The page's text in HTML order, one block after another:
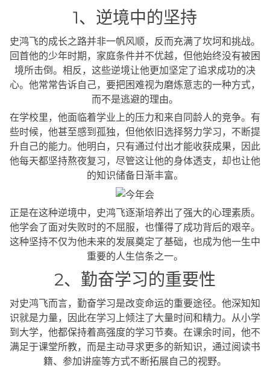
1、逆境中的坚持
史鸿飞的成长之路并非一帆风顺，反而充满了坎坷和挑战。
回首他的少年时期，家庭条件并不优越，但他始终没有被困
境所击倒。相反，这些逆境让他更加坚定了追求成功的决
心。他常常告诉自己，要把困难视为磨炼意志的一种方式，
而不是逃避的理由。
在学校里，他面临着学业上的压力和来自同龄人的竞争。有
些时候，他甚至感到孤独，但他依旧选择努力学习，不断提
升自己的能力。他明白，只有通过付出才能收获成果，因此
他每天都坚持熬夜复习，尽管这让他的身体透支，却也让他
的知识储备日渐丰富。
正是在这种逆境中，史鸿飞逐渐培养出了强大的心理素质。
他学会了面对失败时的不屈服，也懂得了成功背后的艰辛。
这种坚持不仅为他未来的发展奠定了基础，也成为他一生中
重要的人生信条之一。
2、勤奋学习的重要性
对史鸿飞而言，勤奋学习是改变命运的重要途径。他深知知
识就是力量，因此在学习上倾注了大量时间和精力。从小学
到大学，他都保持着高强度的学习节奏。在课余时间，他不
满足于课堂所教，而是主动寻求更多的新知识，通过阅读书
籍、参加讲座等方式不断拓展自己的视野。